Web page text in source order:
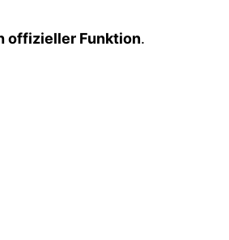
offizieller Funktion.